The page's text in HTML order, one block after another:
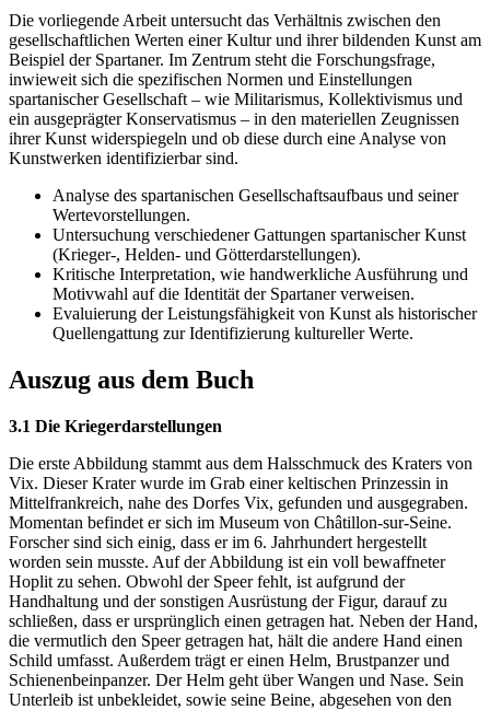
Die vorliegende Arbeit untersucht das Verhältnis zwischen den
gesellschaftlichen Werten einer Kultur und ihrer bildenden Kunst am
Beispiel der Spartaner. Im Zentrum steht die Forschungsfrage,
inwieweit sich die spezifischen Normen und Einstellungen
spartanischer Gesellschaft – wie Militarismus, Kollektivismus und
ein ausgeprägter Konservatismus – in den materiellen Zeugnissen
ihrer Kunst widerspiegeln und ob diese durch eine Analyse von
Kunstwerken identifizierbar sind.
Analyse des spartanischen Gesellschaftsaufbaus und seiner
Wertevorstellungen.
Untersuchung verschiedener Gattungen spartanischer Kunst
(Krieger-, Helden- und Götterdarstellungen).
Kritische Interpretation, wie handwerkliche Ausführung und
Motivwahl auf die Identität der Spartaner verweisen.
Evaluierung der Leistungsfähigkeit von Kunst als historischer
Quellengattung zur Identifizierung kultureller Werte.
Auszug aus dem Buch
3.1 Die Kriegerdarstellungen
Die erste Abbildung stammt aus dem Halsschmuck des Kraters von
Vix. Dieser Krater wurde im Grab einer keltischen Prinzessin in
Mittelfrankreich, nahe des Dorfes Vix, gefunden und ausgegraben.
Momentan befindet er sich im Museum von Châtillon-sur-Seine.
Forscher sind sich einig, dass er im 6. Jahrhundert hergestellt
worden sein musste. Auf der Abbildung ist ein voll bewaffneter
Hoplit zu sehen. Obwohl der Speer fehlt, ist aufgrund der
Handhaltung und der sonstigen Ausrüstung der Figur, darauf zu
schließen, dass er ursprünglich einen getragen hat. Neben der Hand,
die vermutlich den Speer getragen hat, hält die andere Hand einen
Schild umfasst. Außerdem trägt er einen Helm, Brustpanzer und
Schienenbeinpanzer. Der Helm geht über Wangen und Nase. Sein
Unterleib ist unbekleidet, sowie seine Beine, abgesehen von den